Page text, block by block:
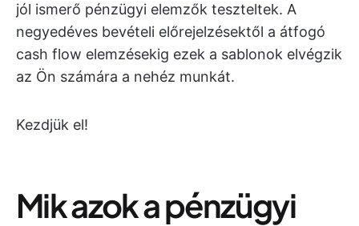
jól ismerő pénzügyi elemzők teszteltek. A
negyedéves bevételi előrejelzésektől a átfogó
cash flow elemzésekig ezek a sablonok elvégzik
az Ön számára a nehéz munkát.
Kezdjük el!
Mik azok a pénzügyi